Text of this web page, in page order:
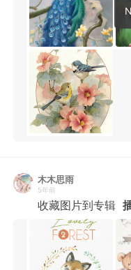
木木思雨
5年前
收藏图片到专辑